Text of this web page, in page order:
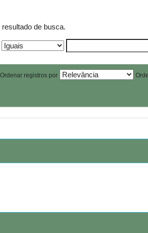
de busca.
Ordenar registros por